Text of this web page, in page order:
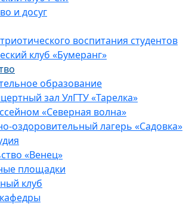
и досуг
воспитания студентов
клуб «Бумеранг»
образование
зал УлГТУ «Тарелка»
«Северная волна»
оздоровительный лагерь «Садовка»
«Венец»
площадки
клуб